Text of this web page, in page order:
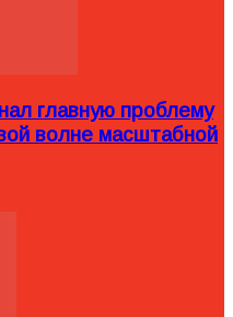
главную проблему
волне масштабной